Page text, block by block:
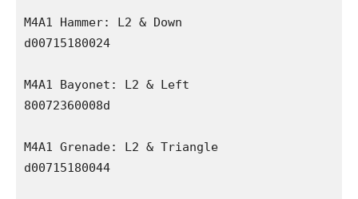
M4A1 Hammer: L2 & Down
d00715180024
M4A1 Bayonet: L2 & Left
80072360008d
M4A1 Grenade: L2 & Triangle
d00715180044